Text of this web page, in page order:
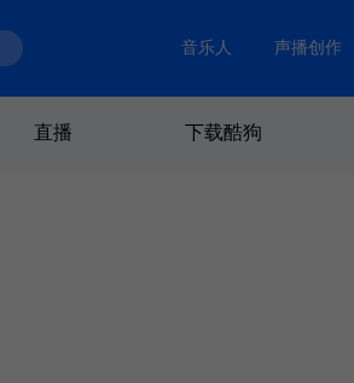
音乐人 声播创作
直播 下载酷狗